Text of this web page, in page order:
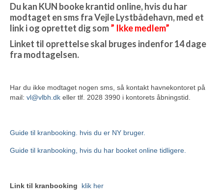
Du kan KUN booke krantid online, hvis du har
modtaget en sms fra Vejle Lystbådehavn, med et
link i og oprettet dig som” Ikke medlem”
Linket til oprettelse skal bruges indenfor 14 dage
fra modtagelsen.
Har du ikke modtaget nogen sms, så kontakt havnekontoret på
mail: vl@vlbh.dk eller tlf. 2028 3990 i kontorets åbningstid.
Guide til kranbooking. hvis du er NY bruger.
Guide til kranbooking, hvis du har booket online tidligere.
Link til kranbooking klik her